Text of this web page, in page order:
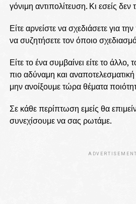
γόνιμη αντιπολίτευση. Κι εσείς δεν
Είτε αρνείστε να σχεδιάσετε για
να συζητήσετε τον όποιο
Είτε το ένα συμβαίνει είτε το άλλο,
πιο αδύναμη και
μην ανοίξουμε τώρα θέματα
Σε κάθε περίπτωση εμείς θα
συνεχίσουμε να σας ρωτάμε.
ADVERTISEMENT